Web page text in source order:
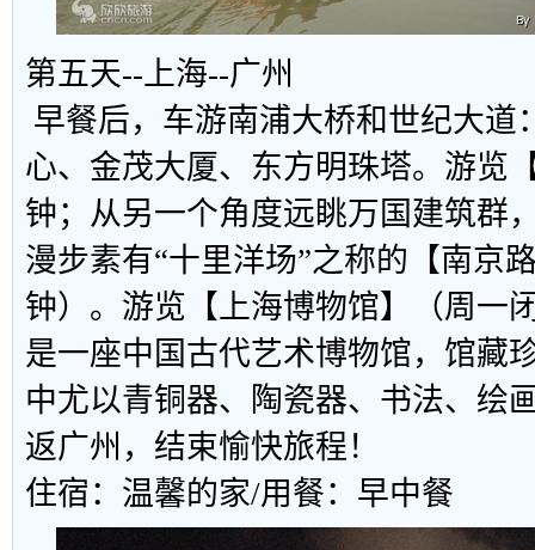
第五天--上海--广州
早餐后，车游南浦大桥和世纪大道
心、金茂大厦、东方明珠塔。游览
钟；从另一个角度远眺万国建筑群
漫步素有“十里洋场”之称的【南京
钟）。游览【上海博物馆】（周一
是一座中国古代艺术博物馆，馆藏
中尤以青铜器、陶瓷器、书法、绘
返广州，结束愉快旅程！
住宿：温馨的家/用餐：早中餐